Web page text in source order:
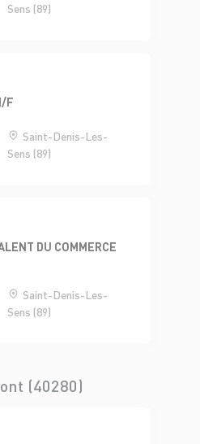
Sens (89)
F
Saint-Denis-Les-
Sens (89)
DU COMMERCE
Saint-Denis-Les-
Sens (89)
(40280)